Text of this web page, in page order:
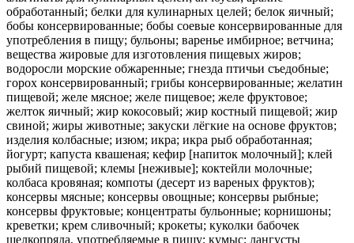
обработанный; белки для кулинарных целей; белок яичный;
бобы консервированные; бобы соевые консервированные для
употребления в пищу; бульоны; варенье имбирное; ветчина;
вещества жировые для изготовления пищевых жиров;
водоросли морские обжаренные; гнезда птичьи съедобные;
горох консервированный; грибы консервированные; желатин
пищевой; желе мясное; желе пищевое; желе фруктовое;
желток яичный; жир кокосовый; жир костный пищевой; жир
свиной; жиры животные; закуски лёгкие на основе фруктов;
изделия колбасные; изюм; икра; икра рыб обработанная;
йогурт; капуста квашеная; кефир [напиток молочный]; клей
рыбий пищевой; клемы [неживые]; коктейли молочные;
колбаса кровяная; компоты (десерт из вареных фруктов);
консервы мясные; консервы овощные; консервы рыбные;
консервы фруктовые; концентраты бульонные; корнишоны;
креветки; крем сливочный; крокеты; куколки бабочек
шелкопряда, употребляемые в пищу; кумыс; лангусты